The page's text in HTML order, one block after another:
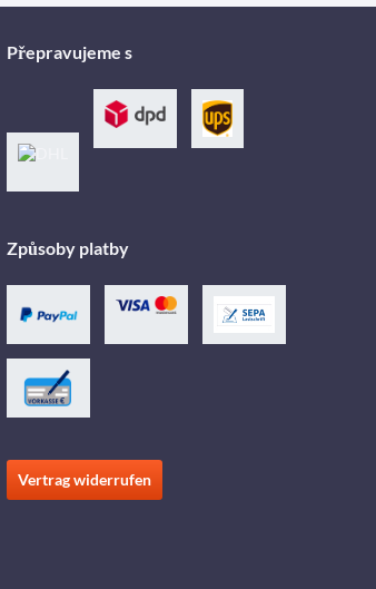
Přepravujeme s
Způsoby platby
Vertrag widerrufen